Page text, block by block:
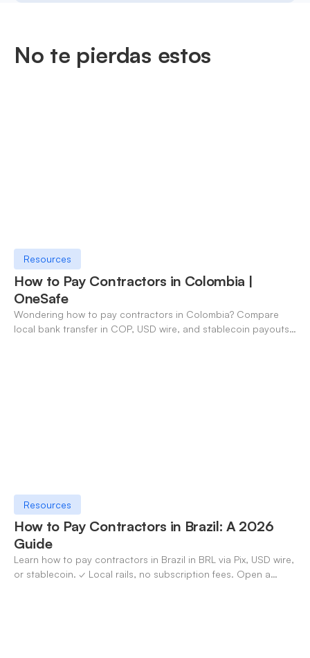
No te pierdas estos
Resources
How to Pay Contractors in Colombia |
OneSafe
Wondering how to pay contractors in Colombia? Compare
local bank transfer in COP, USD wire, and stablecoin payouts.
Resources
How to Pay Contractors in Brazil: A 2026
Guide
Learn how to pay contractors in Brazil in BRL via Pix, USD wire,
or stablecoin. ✓ Local rails, no subscription fees. Open a